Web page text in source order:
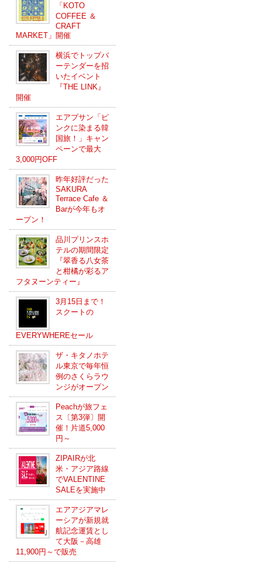
「KOTO
COFFEE ＆
CRAFT
MARKET」開催
横浜でトップバ
ーテンダーを招
いたイベント
『THE LINK』
開催
エアプサン「ピ
ンクに染まる韓
国旅！」キャン
ペーンで最大
3,000円OFF
昨年好評だった
SAKURA
Terrace Cafe ＆
Barが今年もオ
ープン！
品川プリンスホ
テルの期間限定
『翠香る八女茶
と柑橘が彩るア
フタヌーンティー』
3月15日まで！
スクートの
EVERYWHEREセール
ザ・キタノホテ
ル東京で毎年恒
例のさくらラウ
ンジがオープン
Peachが旅フェ
ス〔第3弾〕開
催！片道5,000
円～
ZIPAIRが北
米・アジア路線
でVALENTINE
SALEを実施中
エアアジアマレ
ーシアが新規就
航記念運賃とし
て大阪－高雄
11,900円～で販売